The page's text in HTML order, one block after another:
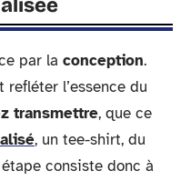
par la conception.
l’essence du
transmettre, que ce
, un tee-shirt, du
consiste donc à